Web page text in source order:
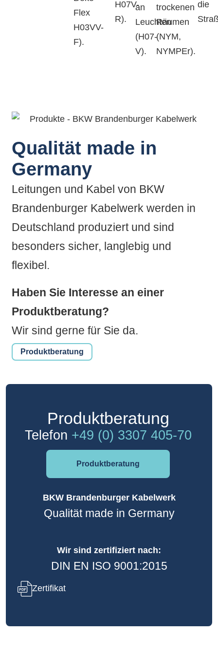
Flex
H03VV-
F).
H07V-
R).
an
Leuchten
(H07-
V).
trockenen
Räumen
(NYM,
NYMPEr).
die
Qualität made in
Germany
Leitungen und Kabel von BKW
Brandenburger Kabelwerk werden in
Deutschland produziert und sind
besonders sicher, langlebig und
flexibel.
Haben Sie Interesse an einer
Produktberatung?
Wir sind gerne für Sie da.
Produktberatung
BKW Brandenburger Kabelwerk
Qualität made in Germany
Produkt­beratung
Telefon +49 (0) 3307 405-70
Produktberatung
Wir sind zertifiziert nach:
DIN EN ISO 9001:2015
Zertifikat